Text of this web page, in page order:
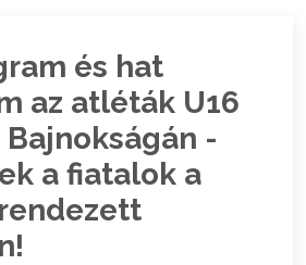
és hat
az atléták U16
Bajnokságán -
a fiatalok a